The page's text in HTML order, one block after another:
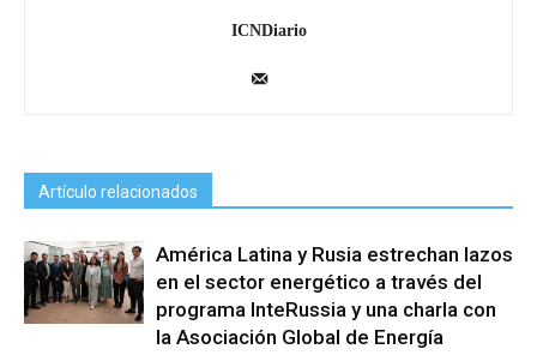
ICNDiario
Artículo relacionados
América Latina y Rusia estrechan lazos
en el sector energético a través del
programa InteRussia y una charla con
la Asociación Global de Energía